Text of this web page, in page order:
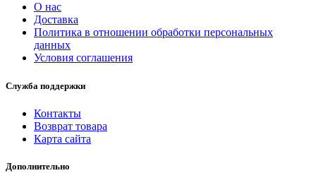
О нас
Доставка
Политика в отношении обработки персональных
данных
Условия соглашения
Служба поддержки
Контакты
Возврат товара
Карта сайта
Дополнительно